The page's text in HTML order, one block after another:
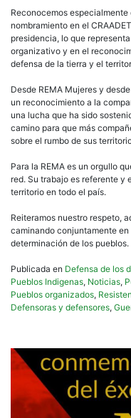
Reconocemos
nombramiento en el
presidencia, lo que
organizativo y en el
defensa de la tierra y el
Desde REMA Mujeres y
un reconocimiento a la
una lucha que ha sido
camino para que más
sobre el rumbo de sus
Para la REMA es un orgullo
red. Su trabajo es referente y
territorio en todo el país.
Reiteramos nuestro respeto,
caminando conjuntamente
determinación de los pueblos.
Publicada en Defensa de los
Pueblos Indigenas, Noticias,
Pueblos organizados,
Defensoras y defensores,